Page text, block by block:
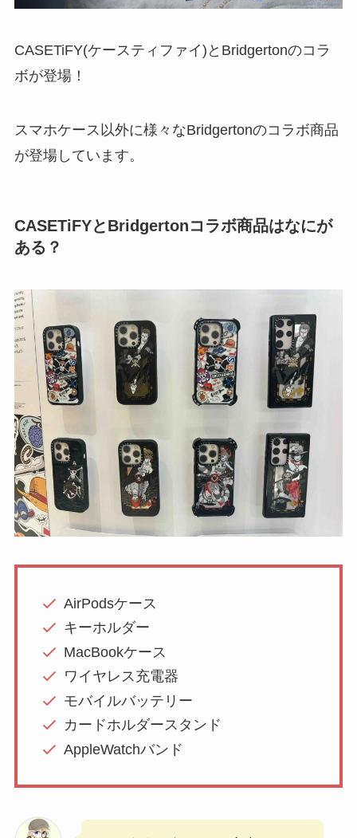
CASETiFY(ケースティファイ)とBridgertonのコラ
ボが登場！
スマホケース以外に様々なBridgertonのコラボ商品
が登場しています。
CASETiFYとBridgertonコラボ商品はなにが
ある？
AirPodsケース
キーホルダー
MacBookケース
ワイヤレス充電器
モバイルバッテリー
カードホルダースタンド
AppleWatchバンド